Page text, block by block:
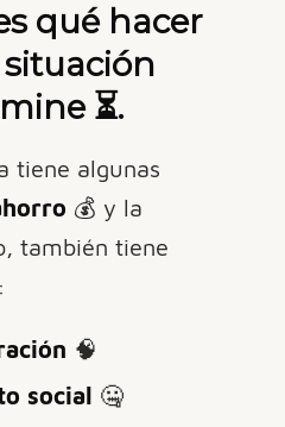
qué hacer
⏳.
tiene algunas
💰 y la
también tiene
🧠
social 🤐